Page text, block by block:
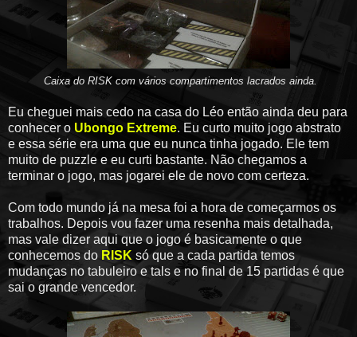
Caixa do RISK com vários compartimentos lacrados ainda.
Eu cheguei mais cedo na casa do Léo então ainda deu para
conhecer o Ubongo Extreme. Eu curto muito jogo abstrato
e essa série era uma que eu nunca tinha jogado. Ele tem
muito de puzzle e eu curti bastante. Não chegamos a
terminar o jogo, mas jogarei ele de novo com certeza.
Com todo mundo já na mesa foi a hora de começarmos os
trabalhos. Depois vou fazer uma resenha mais detalhada,
mas vale dizer aqui que o jogo é basicamente o que
conhecemos do RISK só que a cada partida temos
mudanças no tabuleiro e tals e no final de 15 partidas é que
sai o grande vencedor.